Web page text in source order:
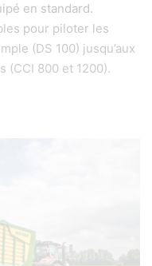
en standard.
pour piloter les
(DS 100) jusqu’aux
(CCI 800 et 1200).